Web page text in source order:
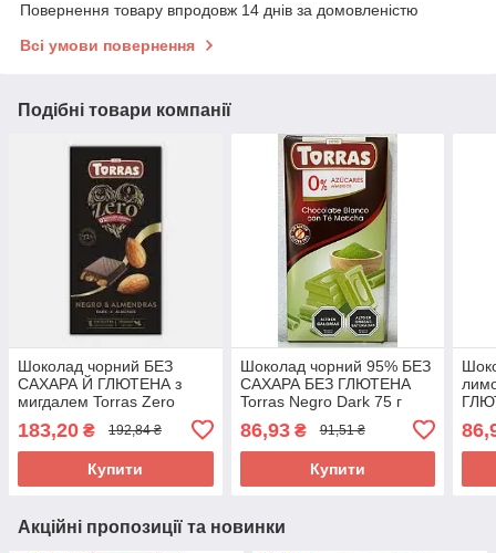
Повернення товару впродовж 14 днів за домовленістю
Всі умови повернення
Подібні товари компанії
Шоколад чорний БЕЗ
САХАРА Й ГЛЮТЕНА з
мигдалем Torras Zero
Negro Almendras Іспанія
150 г
183,20 ₴ 192,84 ₴
Купити
Шоколад чорний 95% БЕЗ
САХАРА БЕЗ ГЛЮТЕНА
Torras Negro Dark 75 г
86,93₴ 91,51 ₴
Купити
Акційні пропозиції та новинки